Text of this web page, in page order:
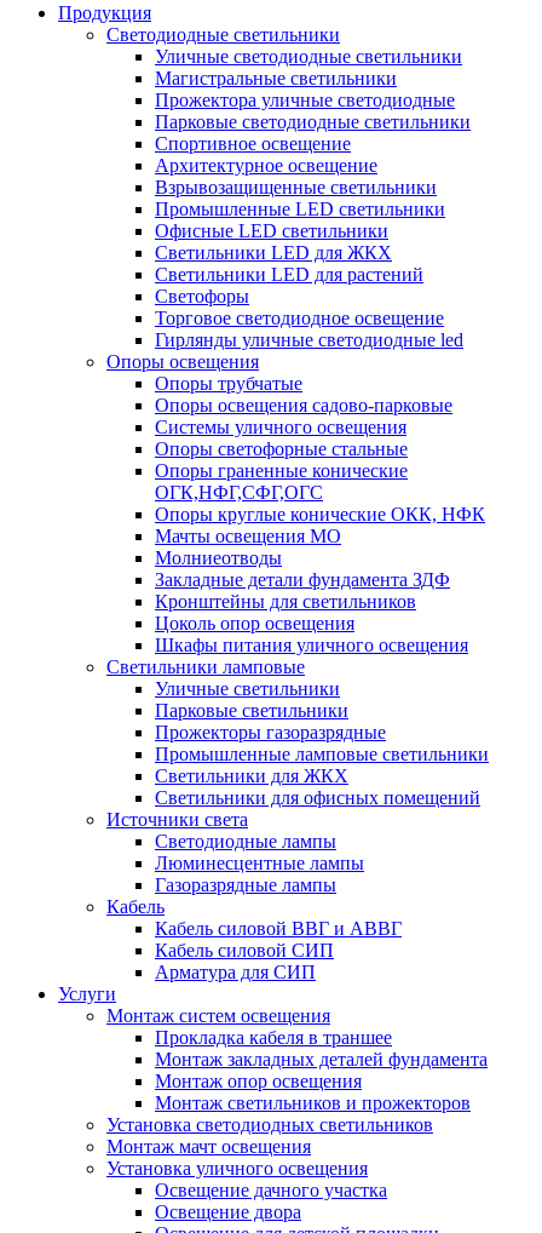
Продукция
Светодиодные светильники
Уличные светодиодные светильники
Магистральные светильники
Прожектора уличные светодиодные
Парковые светодиодные светильники
Спортивное освещение
Архитектурное освещение
Взрывозащищенные светильники
Промышленные LED светильники
Офисные LED светильники
Cветильники LED для ЖКХ
Светильники LED для растений
Светофоры
Торговое светодиодное освещение
Гирлянды уличные светодиодные led
Опоры освещения
Опоры трубчатые
Опоры освещения садово-парковые
Системы уличного освещения
Опоры светофорные стальные
Опоры граненные конические
ОГК,НФГ,СФГ,ОГС
Опоры круглые конические ОКК, НФК
Мачты освещения МО
Молниеотводы
Закладные детали фундамента ЗДФ
Кронштейны для светильников
Цоколь опор освещения
Шкафы питания уличного освещения
Светильники ламповые
Уличные светильники
Парковые светильники
Прожекторы газоразрядные
Промышленные ламповые светильники
Светильники для ЖКХ
Светильники для офисных помещений
Источники света
Светодиодные лампы
Люминесцентные лампы
Газоразрядные лампы
Кабель
Кабель силовой ВВГ и АВВГ
Кабель силовой СИП
Арматура для СИП
Услуги
Монтаж систем освещения
Прокладка кабеля в траншее
Монтаж закладных деталей фундамента
Монтаж опор освещения
Монтаж светильников и прожекторов
Установка светодиодных светильников
Монтаж мачт освещения
Установка уличного освещения
Освещение дачного участка
Освещение двора